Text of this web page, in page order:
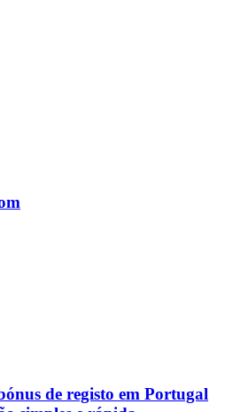
de registo em Portugal